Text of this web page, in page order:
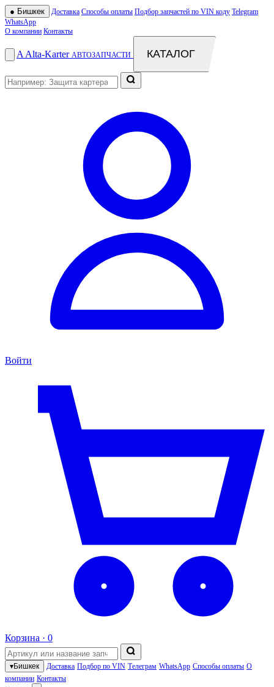
● Бишкек Доставка Способы оплаты Подбор запчастей по VIN коду Telegram
WhatsApp
О компании Контакты
A Alta-Karter АВТОЗАПЧАСТИ КАТАЛОГ
Войти
Корзина · 0
▾Бишкек Доставка Подбор по VIN Телеграм WhatsApp Способы оплаты О
компании Контакты